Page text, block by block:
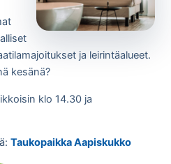
ja leirintäalueet.
kesänä?
klo 14.30 ja
Taukopaikka Aapiskukko